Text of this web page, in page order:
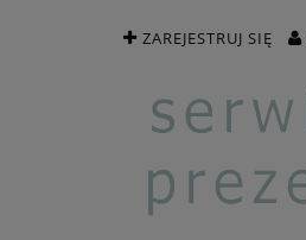
ZAREJESTRUJ SIĘ